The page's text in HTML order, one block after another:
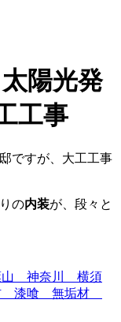
陽光発
工事
ですが、大工工事
の内装が、段々と